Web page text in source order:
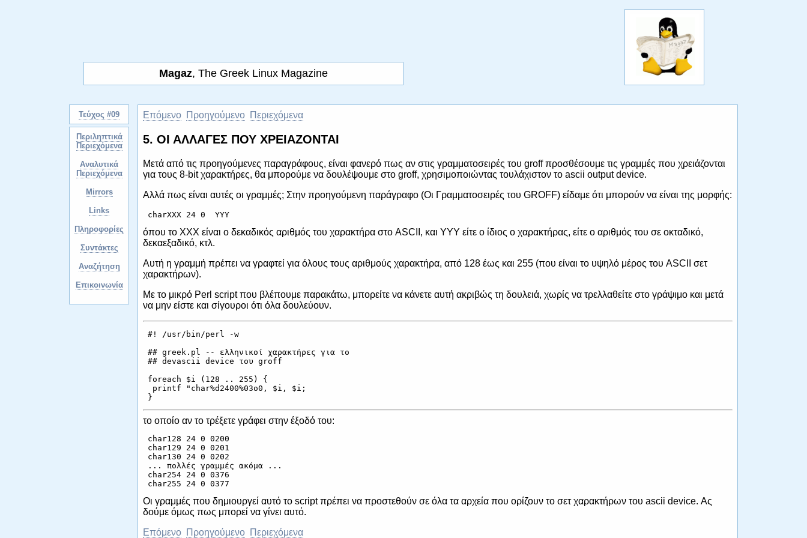
Magaz, The Greek Linux Magazine
Τεύχος #09
Περιληπτικά
Περιεχόμενα
Αναλυτικά
Περιεχόμενα
Mirrors
Links
Πληροφορίες
Συντάκτες
Αναζήτηση
Επικοινωνία
Επόμενο Προηγούμενο Περιεχόμενα
5. ΟΙ ΑΛΛΑΓΕΣ ΠΟΥ ΧΡΕΙΑΖΟΝΤΑΙ
Μετά από τις προηγούμενες παραγράφους, είναι φανερό πως αν στις γραμματοσειρές του groff προσθέσουμε τις γραμμές που χρειάζονται
για τους 8-bit χαρακτήρες, θα μπορούμε να δουλέψουμε στο groff, χρησιμοποιώντας τουλάχιστον το ascii output device.
Αλλά πως είναι αυτές οι γραμμές; Στην προηγούμενη παράγραφο (Οι Γραμματοσειρές του GROFF) είδαμε ότι μπορούν να είναι της μορφής:
όπου το XXX είναι ο δεκαδικός αριθμός του χαρακτήρα στο ASCII, και YYY είτε ο ίδιος ο χαρακτήρας, είτε ο αριθμός του σε οκταδικό,
δεκαεξαδικό, κτλ.
Αυτή η γραμμή πρέπει να γραφτεί για όλους τους αριθμούς χαρακτήρα, από 128 έως και 255 (που είναι το υψηλό μέρος του ASCII σετ
χαρακτήρων).
Με το μικρό Perl script που βλέπουμε παρακάτω, μπορείτε να κάνετε αυτή ακριβώς τη δουλειά, χωρίς να τρελλαθείτε στο γράψιμο και μετά
να μην είστε και σίγουροι ότι όλα δουλεύουν.
#! /usr/bin/perl -w
## greek.pl -- ελληνικοί χαρακτήρες για το
## devascii device του groff
foreach $i (128 .. 255) {
  printf "char%d2400%03o0, $i, $i;
το οποίο αν το τρέξετε γράφει στην έξοδό του:
char128 24 0 0200
char129 24 0 0201
char130 24 0 0202
... πολλές γραμμές ακόμα ...
char254 24 0 0376
Οι γραμμές που δημιουργεί αυτό το script πρέπει να προστεθούν σε όλα τα αρχεία που ορίζουν το σετ χαρακτήρων του ascii device. Ας
δούμε όμως πως μπορεί να γίνει αυτό.
Επόμενο Προηγούμενο Περιεχόμενα